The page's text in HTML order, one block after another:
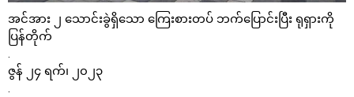
အင်အား ၂ ​သောင်းခွဲရှိ​သော ​ကြေးစားတပ် ဘက်​ပြောင်းပြီး ရုရှားကို
ပြန်တိုက်
.
ဇွန် ၂၄ ရက်၊ ၂၀၂၃
.